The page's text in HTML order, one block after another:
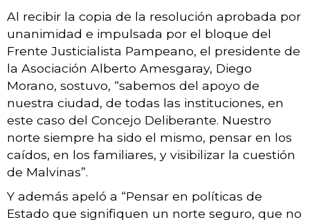
Al recibir la copia de la resolución aprobada por
unanimidad e impulsada por el bloque del
Frente Justicialista Pampeano, el presidente de
la Asociación Alberto Amesgaray, Diego
Morano, sostuvo, “sabemos del apoyo de
nuestra ciudad, de todas las instituciones, en
este caso del Concejo Deliberante. Nuestro
norte siempre ha sido el mismo, pensar en los
caídos, en los familiares, y visibilizar la cuestión
de Malvinas”.
Y además apeló a “Pensar en políticas de
Estado que signifiquen un norte seguro, que no